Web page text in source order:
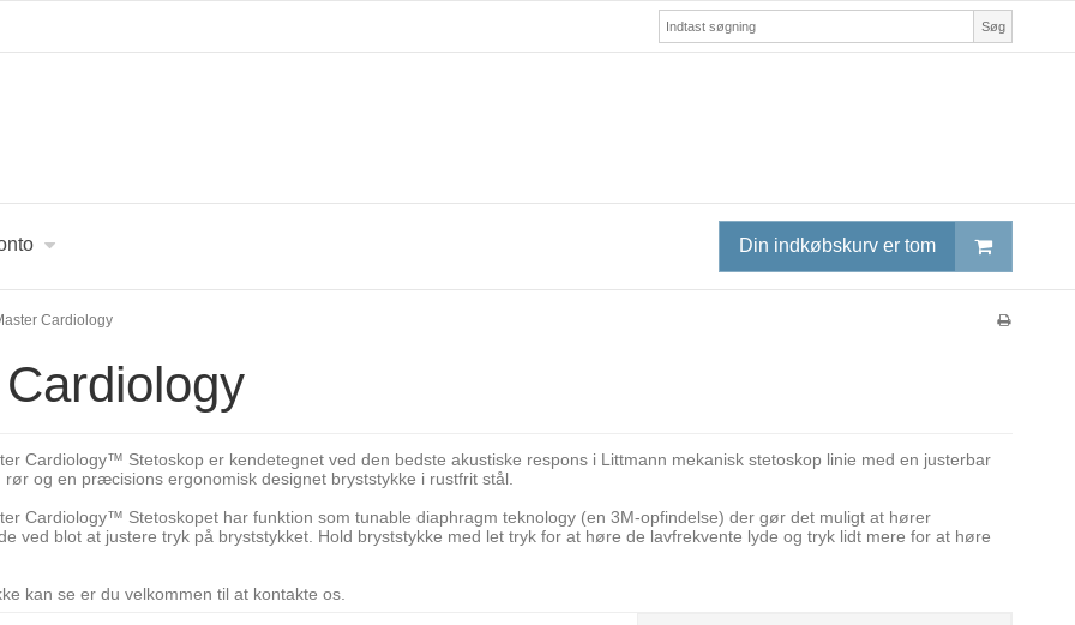
Søg
Din indkøbskurv er tom
Cardiology
Cardiology™ Stetoskop er kendetegnet ved den bedste akustiske respons i Littmann mekanisk stetoskop linie med en justerbar
og en præcisions ergonomisk designet bryststykke i rustfrit stål.
Cardiology™ Stetoskopet har funktion som tunable diaphragm teknology (en 3M-opfindelse) der gør det muligt at hører
ved blot at justere tryk på bryststykket. Hold bryststykke med let tryk for at høre de lavfrekvente lyde og tryk lidt mere for at høre
kan se er du velkommen til at kontakte os.